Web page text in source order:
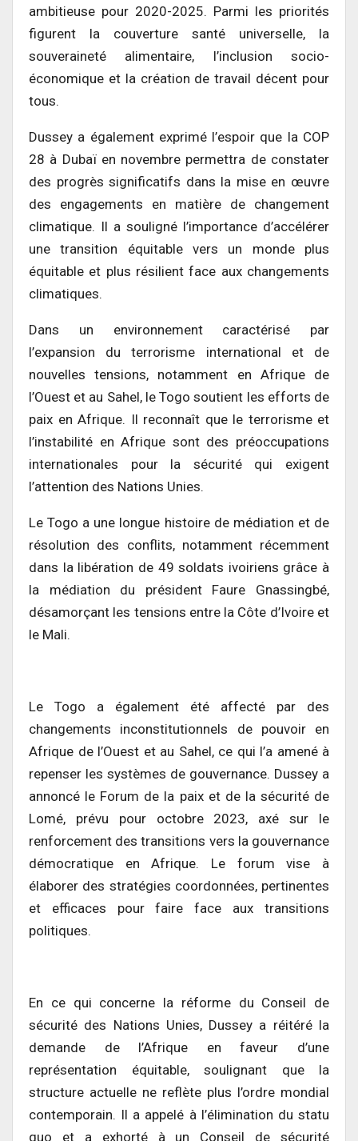
ambitieuse pour 2020-2025. Parmi les priorités
figurent la couverture santé universelle, la
souveraineté alimentaire, l’inclusion socio-
économique et la création de travail décent pour
tous.
Dussey a également exprimé l’espoir que la COP
28 à Dubaï en novembre permettra de constater
des progrès significatifs dans la mise en œuvre
des engagements en matière de changement
climatique. Il a souligné l’importance d’accélérer
une transition équitable vers un monde plus
équitable et plus résilient face aux changements
climatiques.
Dans un environnement caractérisé par
l’expansion du terrorisme international et de
nouvelles tensions, notamment en Afrique de
l’Ouest et au Sahel, le Togo soutient les efforts de
paix en Afrique. Il reconnaît que le terrorisme et
l’instabilité en Afrique sont des préoccupations
internationales pour la sécurité qui exigent
l’attention des Nations Unies.
Le Togo a une longue histoire de médiation et de
résolution des conflits, notamment récemment
dans la libération de 49 soldats ivoiriens grâce à
la médiation du président Faure Gnassingbé,
désamorçant les tensions entre la Côte d’Ivoire et
le Mali.
Le Togo a également été affecté par des
changements inconstitutionnels de pouvoir en
Afrique de l’Ouest et au Sahel, ce qui l’a amené à
repenser les systèmes de gouvernance. Dussey a
annoncé le Forum de la paix et de la sécurité de
Lomé, prévu pour octobre 2023, axé sur le
renforcement des transitions vers la gouvernance
démocratique en Afrique. Le forum vise à
élaborer des stratégies coordonnées, pertinentes
et efficaces pour faire face aux transitions
politiques.
En ce qui concerne la réforme du Conseil de
sécurité des Nations Unies, Dussey a réitéré la
demande de l’Afrique en faveur d’une
représentation équitable, soulignant que la
structure actuelle ne reflète plus l’ordre mondial
contemporain. Il a appelé à l’élimination du statu
quo et a exhorté à un Conseil de sécurité